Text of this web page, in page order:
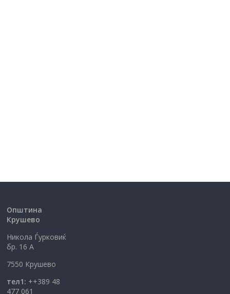
Општина
Крушево
Никола Ѓурковиќ
бр. 16 А
7550 Крушево
тел1: ++389 48
477 061